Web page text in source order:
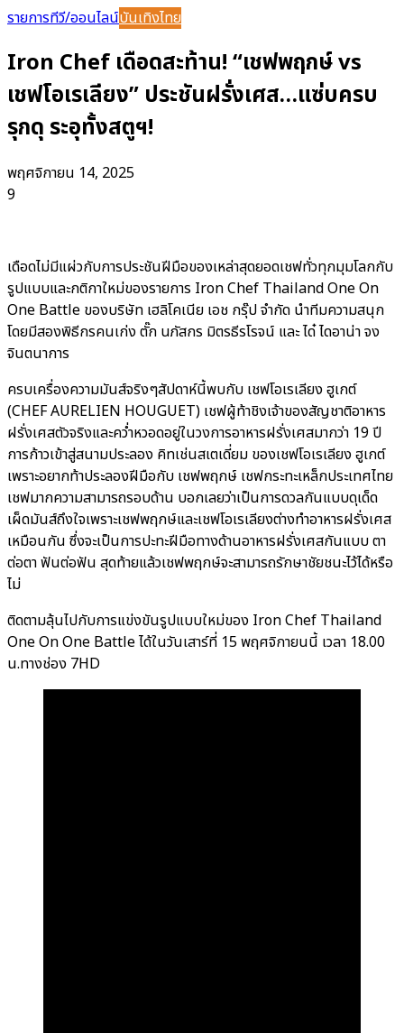
รายการทีวี/ออนไลน์บันเทิงไทย
Iron Chef เดือดสะท้าน! “เชฟพฤกษ์ vs
เชฟโอเรเลียง” ประชันฝรั่งเศส…แซ่บครบ
รุกดุ ระอุทั้งสตูฯ!
พฤศจิกายน 14, 2025
9
เดือดไม่มีแผ่วกับการประชันฝีมือของเหล่าสุดยอดเชฟทั่วทุกมุมโลกกับ
รูปแบบและกติกาใหม่ของรายการ Iron Chef Thailand One On
One Battle ของบริษัท เฮลิโคเนีย เอช กรุ๊ป จำกัด นำทีมความสนุก
โดยมีสองพิธีกรคนเก่ง ตั๊ก นภัสกร มิตรธีรโรจน์ และ ได๋ ไดอาน่า จง
จินตนาการ
ครบเครื่องความมันส์จริงๆสัปดาห์นี้พบกับ เชฟโอเรเลียง ฮูเกต์
(CHEF AURELIEN HOUGUET) เชฟผู้ท้าชิงเจ้าของสัญชาติอาหาร
ฝรั่งเศสตัวจริงและคว่ำหวอดอยู่ในวงการอาหารฝรั่งเศสมากว่า 19 ปี
การก้าวเข้าสู่สนามประลอง คิทเช่นสเตเดี่ยม ของเชฟโอเรเลียง ฮูเกต์
เพราะอยากท้าประลองฝีมือกับ เชฟพฤกษ์ เชฟกระทะเหล็กประเทศไทย
เชฟมากความสามารถรอบด้าน บอกเลยว่าเป็นการดวลกันแบบดุเด็ด
เผ็ดมันส์ถึงใจเพราะเชฟพฤกษ์และเชฟโอเรเลียงต่างทำอาหารฝรั่งเศส
เหมือนกัน ซึ่งจะเป็นการปะทะฝีมือทางด้านอาหารฝรั่งเศสกันแบบ ตา
ต่อตา ฟันต่อฟัน สุดท้ายแล้วเชฟพฤกษ์จะสามารถรักษาชัยชนะไว้ได้หรือ
ไม่
ติดตามลุ้นไปกับการแข่งขันรูปแบบใหม่ของ Iron Chef Thailand
One On One Battle ได้ในวันเสาร์ที่ 15 พฤศจิกายนนี้ เวลา 18.00
น.ทางช่อง 7HD